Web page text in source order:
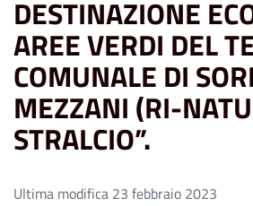
DESTINAZIONE
AREE VERDI DEL
COMUNALE DI
MEZZANI (RI-
STRALCIO”.
Ultima modifica 23 febbraio 2023